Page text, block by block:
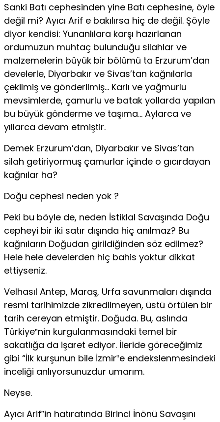
Sanki Batı cephesinden yine Batı cephesine, öyle
değil mi? Ayıcı Arif e bakılırsa hiç de değil. Şöyle
diyor kendisi: Yunanlılara karşı hazırlanan
ordumuzun muhtaç bulunduğu silahlar ve
malzemelerin büyük bir bölümü ta Erzurum’dan
develerle, Diyarbakır ve Sivas’tan kağnılarla
çekilmiş ve gönderilmiş… Karlı ve yağmurlu
mevsimlerde, çamurlu ve batak yollarda yapılan
bu büyük gönderme ve taşıma… Aylarca ve
yıllarca devam etmiştir.
Demek Erzurum’dan, Diyarbakır ve Sivas’tan
silah getiriyormuş çamurlar içinde o gıcırdayan
kağnılar ha?
Doğu cephesi neden yok ?
Peki bu böyle de, neden İstiklal Savaşında Doğu
cepheyi bir iki satır dışında hiç anılmaz? Bu
kağnıların Doğudan girildiğinden söz edilmez?
Hele hele develerden hiç bahis yoktur dikkat
ettiyseniz.
Velhasıl Antep, Maraş, Urfa savunmaları dışında
resmi tarihimizde zikredilmeyen, üstü örtülen bir
tarih cereyan etmiştir. Doğuda. Bu, aslında
Türkiye‟nin kurgulanmasındaki temel bir
sakatlığa da işaret ediyor. İleride göreceğimiz
gibi “İlk kurşunun bile İzmir‟e endekslenmesindeki
inceliği anlıyorsunuzdur umarım.
Neyse.
Ayıcı Arif‟in hatıratında Birinci İnönü Savaşını